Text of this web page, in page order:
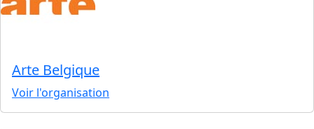
Arte Belgique
Voir l'organisation